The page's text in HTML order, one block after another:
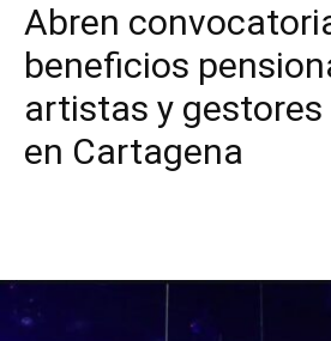
Abren
beneficios
artistas y
en Cartagena